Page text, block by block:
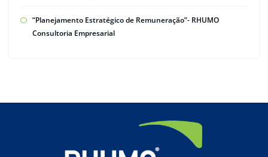
“Planejamento Estratégico de Remuneração”- RHUMO
Consultoria Empresarial